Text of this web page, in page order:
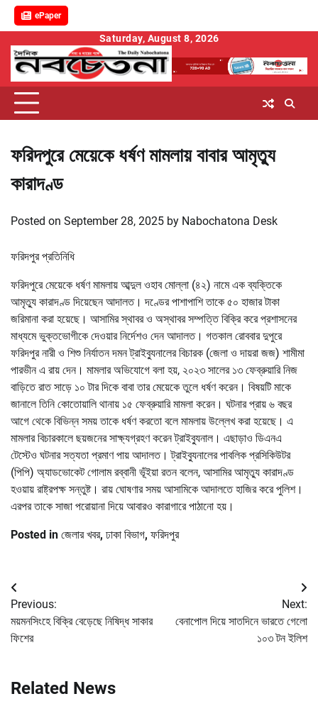
ePaper
content
Saturday, August 8, 2026
ফরিদপুরে মেয়েকে ধর্ষণ মামলায় বাবার আমৃত্যু
কারাদণ্ড
Posted on September 28, 2025 by Nabochatona Desk
ফরিদপুর প্রতিনিধি
ফরিদপুরে মেয়েকে ধর্ষণ মামলায় আব্দুল ওহাব মোল্লা (৪২) নামে এক ব্যক্তিকে
আমৃত্যু কারাদণ্ড দিয়েছেন আদালত। দণ্ডের পাশাপাশি তাকে ৫০ হাজার টাকা
জরিমানা করা হয়েছে। আসামির স্থাবর ও অস্থাবর সম্পত্তি বিক্রি করে প্রশাসনের
মাধ্যমে ভুক্তভোগীকে দেওয়ার নির্দেশও দেন আদালত। গতকাল রোববার দুপুরে
ফরিদপুর নারী ও শিশু নির্যাতন দমন ট্রাইব্যুনালের বিচারক (জেলা ও দায়রা জজ) শামীমা
পারভীন এ রায় দেন। মামলার অভিযোগে বলা হয়, ২০২৩ সালের ১৩ ফেব্রুয়ারি নিজ
বাড়িতে রাত সাড়ে ১০ টার দিকে বাবা তার মেয়েকে তুলে ধর্ষণ করেন। বিষয়টি মাকে
জানালে তিনি কোতোয়ালি থানায় ১৫ ফেব্রুয়ারি মামলা করেন। ঘটনার প্রায় ৬ বছর
আগে থেকে বিভিন্ন সময় তাকে ধর্ষণ করতো বলে মামলায় উল্লেখ করা হয়েছে। এ
মামলার বিচারকালে ছয়জনের সাক্ষ্যগ্রহণ করেন ট্রাইব্যুনাল। এছাড়াও ডিএনএ
টেস্টেও ঘটনার সত্যতা প্রমাণ পায় আদালত। ট্রাইব্যুনালের পাবলিক প্রসিকিউটর
(পিপি) অ্যাডভোকেট গোলাম রব্বানী ভূঁইয়া রতন বলেন, আসামির আমৃত্যু কারাদণ্ড
হওয়ায় রাষ্ট্রপক্ষ সন্তুষ্ট। রায় ঘোষণার সময় আসামিকে আদালতে হাজির করে পুলিশ।
এরপর তাকে সাজা পরোয়ানা দিয়ে আবারও কারাগারে পাঠানো হয়।
Posted in জেলার খবর, ঢাকা বিভাগ, ফরিদপুর
Post
navigation
Previous:
ময়মনসিংহে বিক্রি বেড়েছে নিষিদ্ধ সাকার
ফিশের
Next:
বেনাপোল দিয়ে সাতদিনে ভারতে গেলো
১০৩ টন ইলিশ
Related News